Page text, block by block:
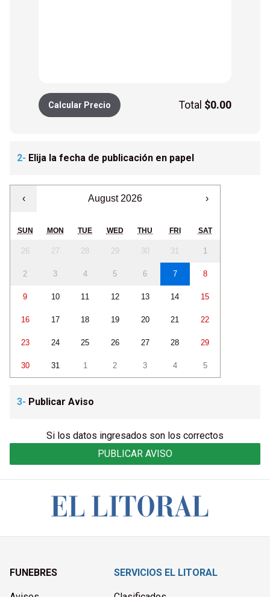
Calcular Precio Total $0.00
2- Elija la fecha de publicación en papel
‹ August 2026 ›
SUN MON TUE WED THU FRI SAT
26 27 28 29 30 31 1
2 3 4 5 6 7 8
9 10 11 12 13 14 15
16 17 18 19 20 21 22
23 24 25 26 27 28 29
30 31 1 2 3 4 5
3- Publicar Aviso
Si los datos ingresados son los correctos
PUBLICAR AVISO
FUNEBRES SERVICIOS EL LITORAL